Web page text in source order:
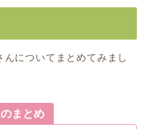
についてまとめてみまし
まとめ